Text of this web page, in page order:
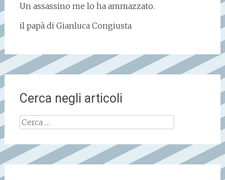
Un assassino me lo ha ammazzato.
il papà di Gianluca Congiusta
Cerca negli articoli
Ricerca
per: